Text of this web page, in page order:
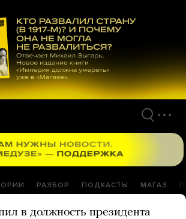
РАЗБОР ПОДКАСТЫ МАГАЗ
в должность президента